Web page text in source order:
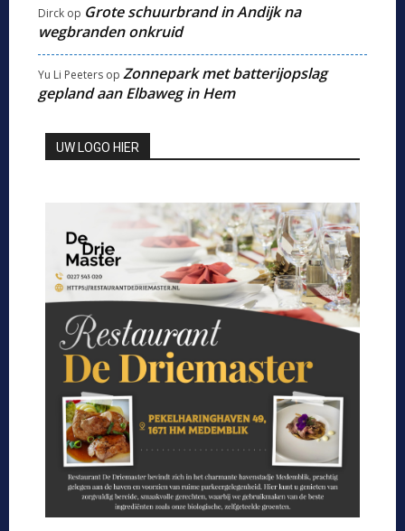
Dirck op Grote schuurbrand in Andijk na
wegbranden onkruid
Yu Li Peeters op Zonnepark met batterijopslag
gepland aan Elbaweg in Hem
UW LOGO HIER